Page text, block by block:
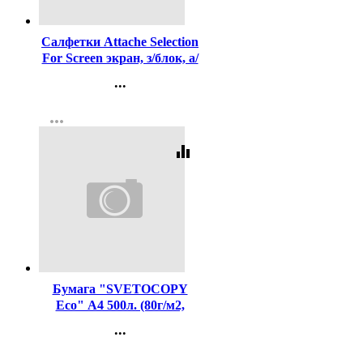
Салфетки Attache Selection
For Screen экран, з/блок, а/
...
Регистрация
more_horiz
equalizer
Бумага "SVETOCOPY
Eco" А4 500л. (80г/м2,
(Светогорский ЦБК) (Ст.5)
...